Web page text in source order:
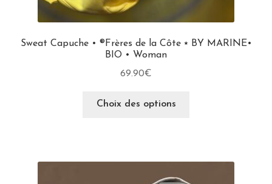
Sweat Capuche • ®Frères de la Côte ⭑ BY MARINE•
BIO • Woman
69.90€
Choix des options